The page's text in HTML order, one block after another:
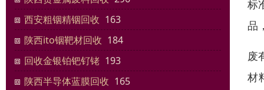
西安粗铟精铟回收 163
陕西ito铟靶材回收 184
回收金银铂钯钌铑 193
陕西半导体蓝膜回收 165
标
品
废
材